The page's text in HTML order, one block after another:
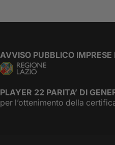
AVVISO PUBBLICO IMPRESE
PLAYER 22 PARITA’ DI
per l’ottenimento della